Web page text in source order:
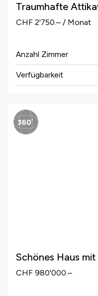
Traumhafte
CHF 2'750.– / Monat
Anzahl Zimmer
Verfügbarkeit
Schönes Haus
CHF 980'000.–